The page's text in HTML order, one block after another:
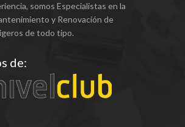
somos Especialistas en la
y Renovación de
de todo tipo.
de: